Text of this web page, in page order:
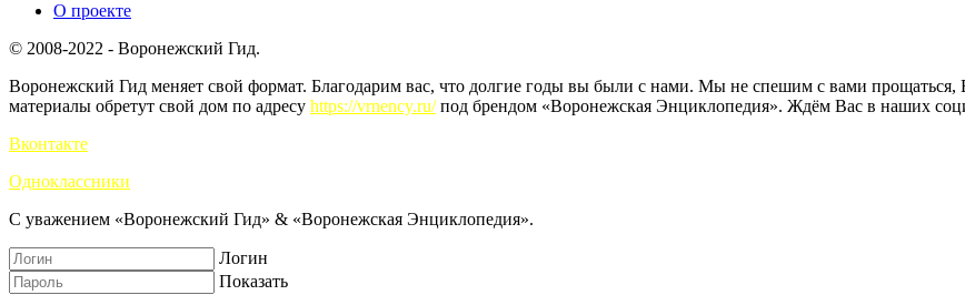
О проекте
© 2008-2022 - Воронежский Гид.
Воронежский Гид меняет свой формат. Благодарим вас, что долгие годы вы были с нами. Мы не спешим с вами
материалы обретут свой дом по адресу https://vrnency.ru/под брендом «Воронежская Энциклопедия». Ждём Вас в наших
Вконтакте
Одноклассники
С уважением «Воронежский Гид» & «Воронежская Энциклопедия».
Логин
Показать